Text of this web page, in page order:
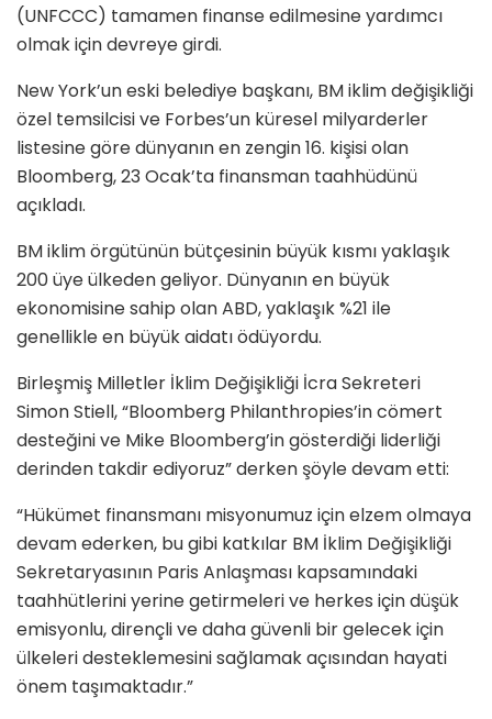
(UNFCCC) tamamen finanse edilmesine yardımcı
olmak için devreye girdi.
New York’un eski belediye başkanı, BM iklim değişikliği
özel temsilcisi ve Forbes’un küresel milyarderler
listesine göre dünyanın en zengin 16. kişisi olan
Bloomberg, 23 Ocak’ta finansman taahhüdünü
açıkladı.
BM iklim örgütünün bütçesinin büyük kısmı yaklaşık
200 üye ülkeden geliyor. Dünyanın en büyük
ekonomisine sahip olan ABD, yaklaşık %21 ile
genellikle en büyük aidatı ödüyordu.
Birleşmiş Milletler İklim Değişikliği İcra Sekreteri
Simon Stiell, “Bloomberg Philanthropies’in cömert
desteğini ve Mike Bloomberg’in gösterdiği liderliği
derinden takdir ediyoruz” derken şöyle devam etti:
“Hükümet finansmanı misyonumuz için elzem olmaya
devam ederken, bu gibi katkılar BM İklim Değişikliği
Sekretaryasının Paris Anlaşması kapsamındaki
taahhütlerini yerine getirmeleri ve herkes için düşük
emisyonlu, dirençli ve daha güvenli bir gelecek için
ülkeleri desteklemesini sağlamak açısından hayati
önem taşımaktadır.”